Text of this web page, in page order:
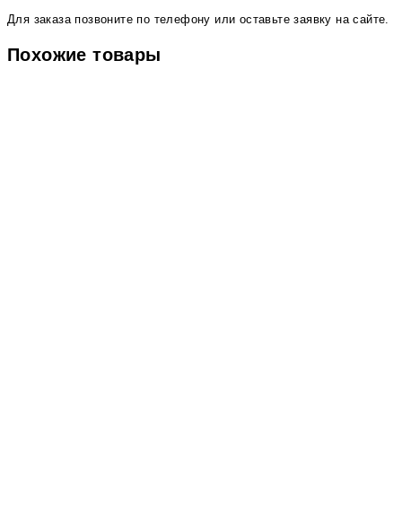
Для заказа позвоните по телефону или оставьте заявку на сайте.
Похожие товары